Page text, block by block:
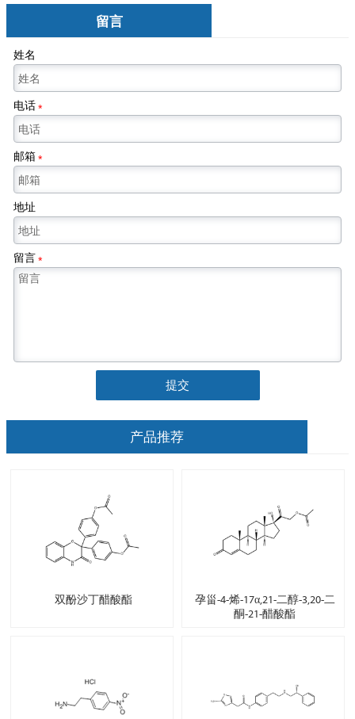
留言
姓名
电话*
邮箱*
地址
留言*
提交
产品推荐
双酚沙丁醋酸酯
孕甾-4-烯-17α,21-二醇-3,20-二
酮-21-醋酸酯